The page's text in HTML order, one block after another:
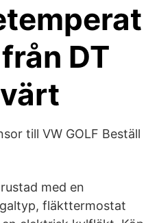
DT
till VW GOLF Beställ
med en
fläkttermostat